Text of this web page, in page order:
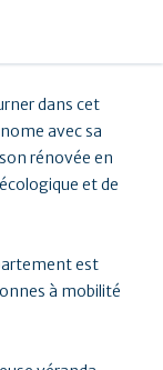
dans cet
avec sa
rénovée en
et de
est
à mobilité